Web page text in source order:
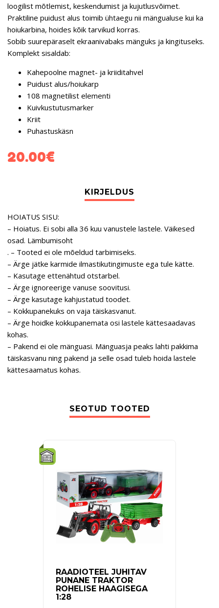
loogilist mõtlemist, keskendumist ja kujutlusvõimet.
Praktiline puidust alus toimib ühtaegu nii mängualuse kui ka
hoiukarbina, hoides kõik tarvikud korras.
Sobib suurepäraselt ekraanivabaks mänguks ja kingituseks.
Komplekt sisaldab:
Kahepoolne magnet- ja kriiditahvel
Puidust alus/hoiukarp
108 magnetilist elementi
Kuivkustutusmarker
Kriit
Puhastuskäsn
20.00€
HOIATUS SISU:
– Hoiatus. Ei sobi alla 36 kuu vanustele lastele. Väikesed
osad. Lämbumisoht
. – Tooted ei ole mõeldud tarbimiseks.
– Ärge jätke karmide ilmastikutingimuste ega tule kätte.
– Kasutage ettenähtud otstarbel.
– Ärge ignoreerige vanuse soovitusi.
– Ärge kasutage kahjustatud toodet.
– Kokkupanekuks on vaja täiskasvanut.
– Ärge hoidke kokkupanemata osi lastele kättesaadavas
kohas.
– Pakend ei ole mänguasi. Mänguasja peaks lahti pakkima
täiskasvanu ning pakend ja selle osad tuleb hoida lastele
kättesaamatus kohas.
SEOTUD TOOTED
RAADIOTEEL JUHITAV
PUNANE TRAKTOR
ROHELISE HAAGISEGA
1:28